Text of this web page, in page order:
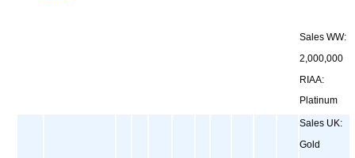
Sales WW:
2,000,000
RIAA:
Platinum
Sales UK:
Gold